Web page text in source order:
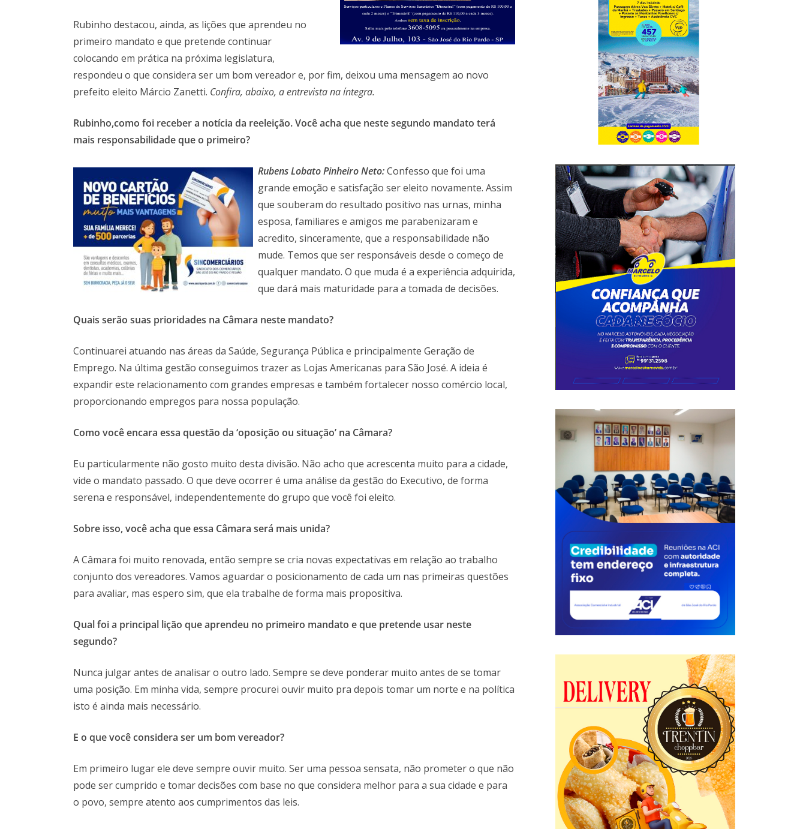
Rubinho destacou, ainda, as lições que aprendeu no
primeiro mandato e que pretende continuar
colocando em prática na próxima legislatura,
respondeu o que considera ser um bom vereador e, por fim, deixou uma mensagem ao novo
prefeito eleito Márcio Zanetti. Confira, abaixo, a entrevista na íntegra.
Rubinho,como foi receber a notícia da reeleição.Você acha que neste segundo mandato terá
mais responsabilidade que o primeiro?
Rubens Lobato Pinheiro Neto:Confesso que foi uma
grande emoção e satisfação ser eleito novamente. Assim
que souberam do resultado positivo nas urnas, minha
esposa, familiares e amigos me parabenizaram e
acredito, sinceramente, que a responsabilidade não
mude. Temos que ser responsáveis desde o começo de
qualquer mandato. O que muda é a experiência adquirida,
que dará mais maturidade para a tomada de decisões.
Quais serão suas prioridades na Câmara neste mandato?
Continuarei atuando nas áreas da Saúde, Segurança Pública e principalmente Geração de
Emprego. Na última gestão conseguimos trazer as Lojas Americanas para São José. A ideia é
expandir este relacionamento com grandes empresas e também fortalecer nosso comércio local,
proporcionando empregos para nossa população.
Como vocêencara essa questão da ‘oposição ou situação’ na Câmara?
Eu particularmente não gosto muito desta divisão. Não acho que acrescenta muito para a cidade,
vide o mandato passado. O que deve ocorrer é uma análise da gestão do Executivo, de forma
serena e responsável, independentemente do grupo que você foi eleito.
Sobre isso, vocêacha que essa Câmara será mais unida?
A Câmara foi muito renovada, então sempre se cria novas expectativas em relação ao trabalho
conjunto dos vereadores. Vamos aguardar o posicionamento de cada um nas primeiras questões
para avaliar, mas espero sim, que ela trabalhe de forma mais propositiva.
Qual foi a principal lição que aprendeu no primeiro mandato e que pretende usar neste
segundo?
Nunca julgar antes de analisar o outro lado. Sempre se deve ponderar muito antes de se tomar
uma posição. Em minha vida, sempre procurei ouvir muito pra depois tomar um norte e na política
isto é ainda mais necessário.
E o que você considera ser um bom vereador?
Em primeiro lugar ele deve sempre ouvir muito. Ser uma pessoa sensata, não prometer o que não
pode ser cumprido e tomar decisões com base no que considera melhor para a sua cidade e para
o povo, sempre atento aos cumprimentos das leis.